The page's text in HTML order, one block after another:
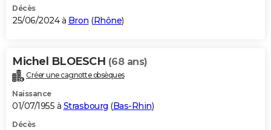
Décès
25/06/2024 à Bron (Rhône)
Michel BLOESCH (68 ans)
Créer une cagnotte obsèques
Naissance
01/07/1955 à Strasbourg (Bas-Rhin)
Décès